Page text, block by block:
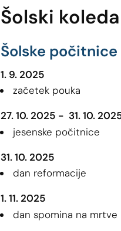
Šolski
Šolske
1. 9. 2025
začetek pouka
27. 10. 2025 - 31. 10.
jesenske počitnice
31. 10. 2025
dan reformacije
1. 11. 2025
dan spomina na mrtve